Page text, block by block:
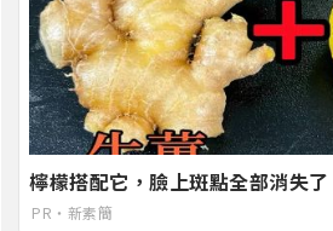
檸檬搭配它，臉上斑點全部消失
PR・新素簡